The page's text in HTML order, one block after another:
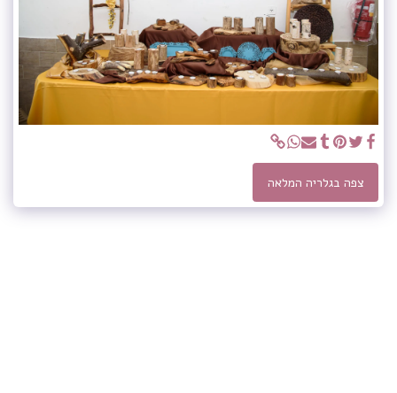
צפה בגלריה המלאה